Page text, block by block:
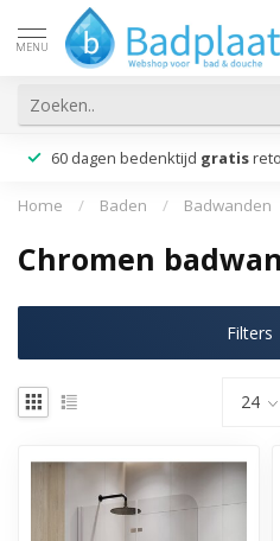
MENU
60 dagen bedenktijd gratis
Home / Baden / Badwanden
Chromen
Filters